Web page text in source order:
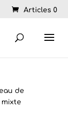
Articles 0
de